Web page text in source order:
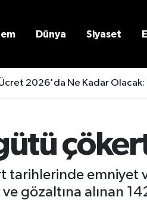
Dünya Siyaset
2026'da Ne Kadar Olacak:
tarihlerinde
gözaltına alınan